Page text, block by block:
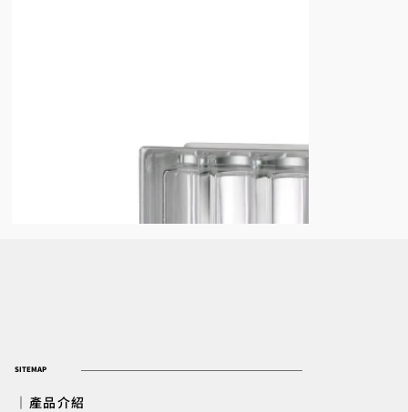
SITEMAP
｜產品介紹